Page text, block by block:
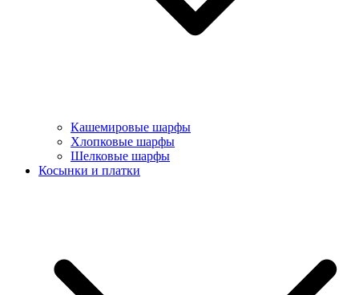
Кашемировые шарфы
Хлопковые шарфы
Шелковые шарфы
Косынки и платки